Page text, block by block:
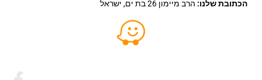
הכתובת שלנו: הרב מיימון 26 בת ים, ישראל